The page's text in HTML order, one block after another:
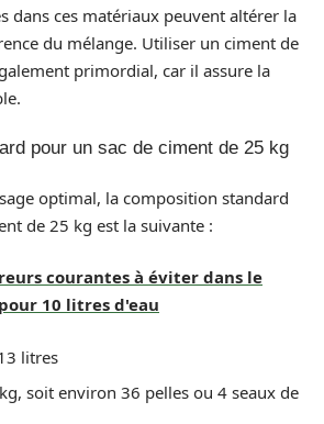
dans ces matériaux peuvent altérer la
du mélange. Utiliser un ciment de
primordial, car il assure la
pour un sac de ciment de 25 kg
optimal, la composition standard
de 25 kg est la suivante :
courantes à éviter dans le
10 litres d'eau
litres
soit environ 36 pelles ou 4 seaux de